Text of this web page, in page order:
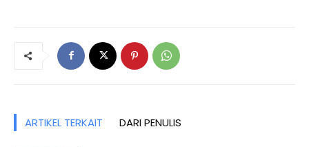
ARTIKEL TERKAIT DARI PENULIS